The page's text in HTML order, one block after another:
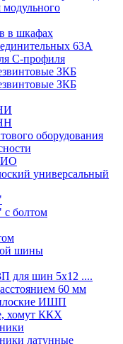
в шкафах
63А
С-профиля
ЗКБ
ЗКБ
оборудования
универсальный
с болтом
шины
для шин 5х12 ....
60 мм
ИШП
хомут ККХ
латунные